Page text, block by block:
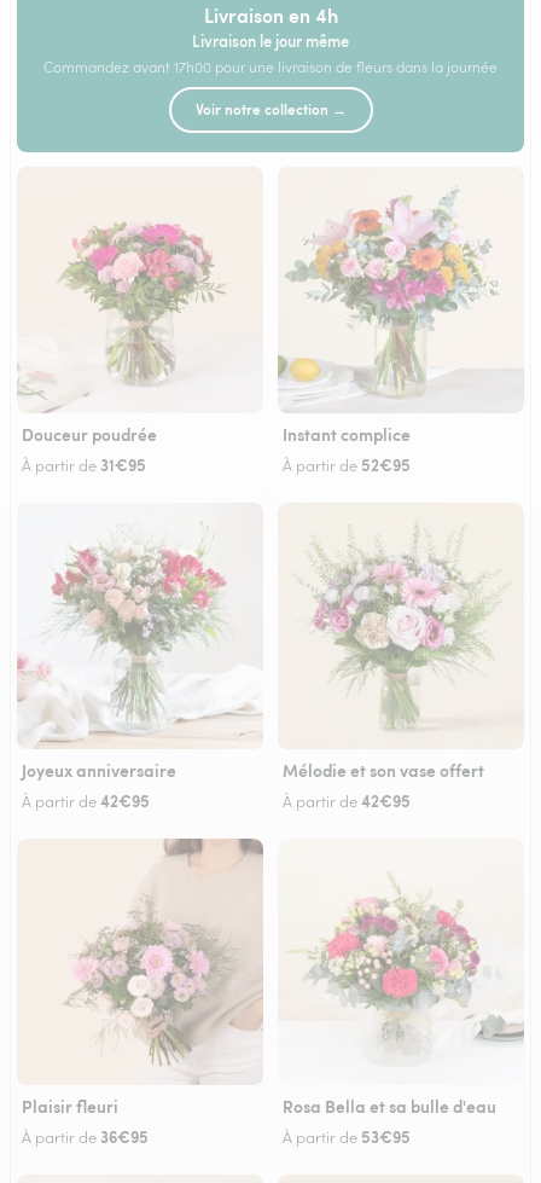
Livraison en 4h
Livraison le jour même
Commandez avant 17h00 pour une livraison de fleurs dans la journée
Voir notre collection →
Douceur poudrée
À partir de 31€95
Instant complice
À partir de 52€95
Joyeux anniversaire
À partir de42€95
Mélodie et son vase offert
À partir de42€95
Plaisir fleuri
À partir de 36€95
Rosa Bella et sa bulle d'eau
À partir de 53€95